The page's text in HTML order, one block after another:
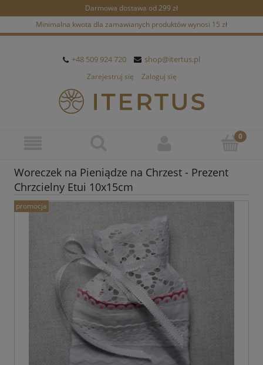
Darmowa dostawa od 299 zł
Minimalna kwota dla zamawianych produktów wynosi 15 zł
+48 509 924 720 shop@itertus.pl
Zarejestruj się Zaloguj się
Woreczek na Pieniądze na Chrzest - Prezent
Chrzcielny Etui 10x15cm
promocja